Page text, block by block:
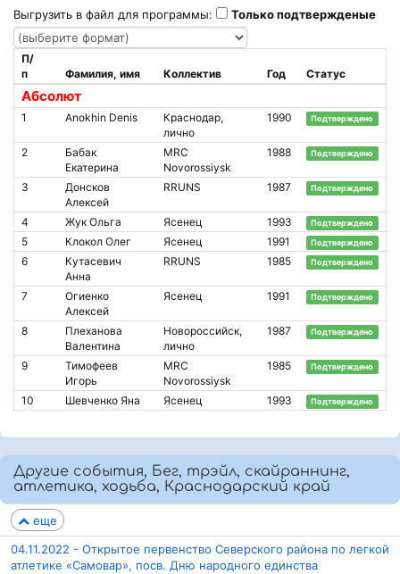
Выгрузить в файл для программы: Только подтвержденые
Абсолют
П/
п
Фамилия, имя Коллектив Год Статус
1 Anokhin Denis
Краснодар,
лично
1990 Подтверждено
2
Бабак
Екатерина
MRC
Novorossiysk
1988 Подтверждено
3
Донсков
Алексей
RRUNS 1987 Подтверждено
4 Жук Ольга Ясенец 1993 Подтверждено
5 Клокол Олег Ясенец 1991 Подтверждено
6
Кутасевич
Анна
RRUNS 1985 Подтверждено
7
Огиенко
Алексей
Ясенец 1991 Подтверждено
8
Плеханова
Валентина
Новороссийск,
лично
1987 Подтверждено
9
Тимофеев
Игорь
MRC
Novorossiysk
1985 Подтверждено
10 Шевченко Яна Ясенец 1993 Подтверждено
Другие события, Бег, трэйл, скайраннинг,
атлетика, ходьба, Краснодарский край
еще
04.11.2022 - Открытое первенство Северского района по легкой
атлетике «Самовар», посв. Дню народного единства